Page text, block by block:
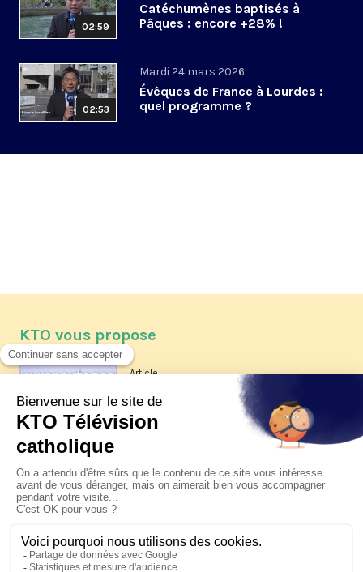
02:59
Catéchumènes baptisés à
Pâques : encore +28% !
02:53
Mardi 24 mars 2026
Évêques de France à Lourdes :
quel programme ?
KTO vous propose
Article
Les reportages d'été 2026 de KTO
La visite pastorale du pape Léon
XIV à Assise à suivre sur KTO le
jeudi 6 août
Le pape en Uruguay, Argentine et
Pérou du 6 au 17 novembre 2026